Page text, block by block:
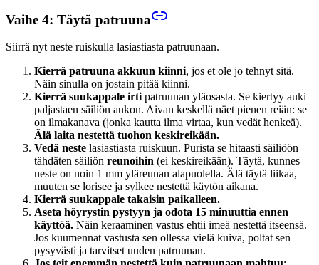
Vaihe 4: Täytä patruuna
Siirrä nyt neste ruiskulla lasiastiasta patruunaan.
Kierrä patruuna akkuun kiinni, jos et ole jo tehnyt sitä.
Näin sinulla on jostain pitää kiinni.
Kierrä suukappale irtipatruunan yläosasta. Se kiertyy auki
paljastaen säiliön aukon. Aivan keskellä näet pienen reiän: se
on ilmakanava (jonka kautta ilma virtaa, kun vedät henkeä).
Älä laita nestettä tuohon keskireikään.
Vedä neste lasiastiasta ruiskuun. Purista se hitaasti säiliöön
tähdäten säiliön reunoihin (ei keskireikään). Täytä, kunnes
neste on noin 1 mm yläreunan alapuolella. Älä täytä liikaa,
muuten se lorisee ja sylkee nestettä käytön aikana.
Kierrä suukappale takaisin paikalleen.
Aseta höyrystin pystyyn ja odota 15 minuuttia ennen
käyttöä. Näin keraaminen vastus ehtii imeä nestettä itseensä.
Jos kuumennat vastusta sen ollessa vielä kuiva, poltat sen
pysyvästi ja tarvitset uuden patruunan.